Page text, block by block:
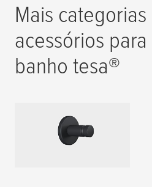
Mais categorias
acessórios
banho tesa®
Ganchos para toalhas